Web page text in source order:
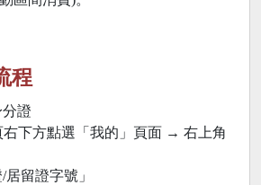
程
證
右下方點選「我的」頁面 → 右上角
留證字號」